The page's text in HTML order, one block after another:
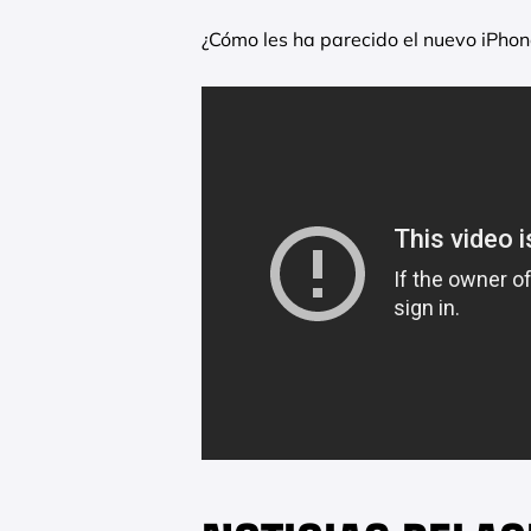
¿Cómo les ha parecido el nuevo